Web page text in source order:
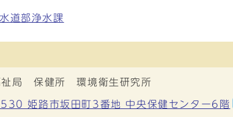
道部浄水課
局 保健所 環境衛生研究所
姫路市坂田町3番地 中央保健センター6階